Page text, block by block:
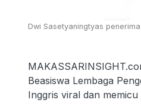
Dwi Sasetyaningtyas
Beasiswa Lembaga
Inggris viral dan